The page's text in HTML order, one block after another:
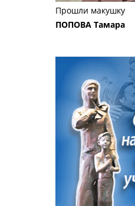
Прошли макушку
ПОПОВА Тамара